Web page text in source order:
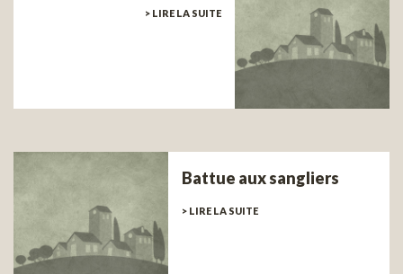
> LIRE LA SUITE
Battue aux sangliers
> LIRE LA SUITE